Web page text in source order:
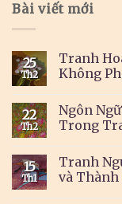
Bài viết mới
25
Th2
Tranh
Không
22
Th2
Ngôn
Trong
15
Th1
Tranh
và